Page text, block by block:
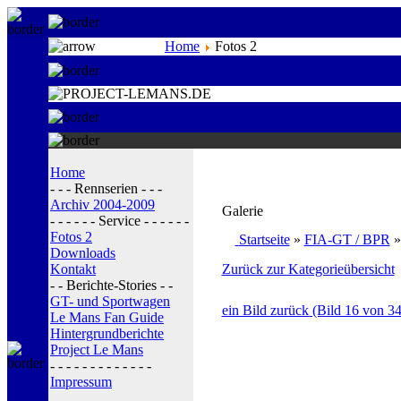
Home Fotos 2
Home
- - - Rennserien - - -
Archiv 2004-2009
- - - - - - Service - - - - - -
Fotos 2
Downloads
Kontakt
- - Berichte-Stories - -
GT- und Sportwagen
Le Mans Fan Guide
Hintergrundberichte
Project Le Mans
- - - - - - - - - - - - -
Impressum
Galerie
Startseite» FIA-GT / BPR
Zurück zur Kategorieübersicht
ein Bild zurück (Bild 16 von